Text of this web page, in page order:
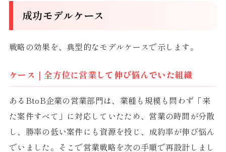
成功モデルケース
戦略の効果を、典型的なモデルケースで示します。
ケース｜全方位に営業して伸び悩んでいた組織
あるBtoB企業の営業部門は、業種も規模も問わず「来
た案件すべて」に対応していたため、営業の時間が分散
し、勝率の低い案件にも資源を投じ、成約率が伸び悩ん
でいました。そこで営業戦略を次の手順で再設計しまし